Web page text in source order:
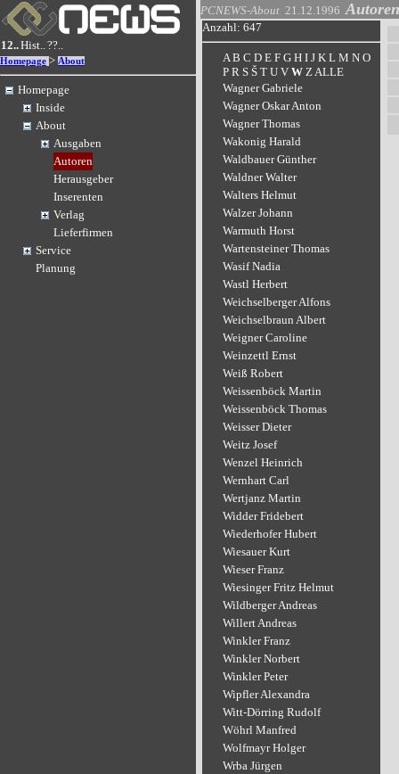
12..Hist..??..
Homepage > About
Homepage
Inside
About
Ausgaben
Autoren
Herausgeber
Inserenten
Verlag
Lieferfirmen
Service
Planung
PCNEWS-About 21.12.1996 Autoren
Anzahl: 647
A B C D E F G H I J K L M N O
P R S Š T U V W ZALLE
Wagner Gabriele
Wagner Oskar Anton
Wagner Thomas
Wakonig Harald
Waldbauer Günther
Waldner Walter
Walters Helmut
Walzer Johann
Warmuth Horst
Wartensteiner Thomas
Wasif Nadia
Wastl Herbert
Weichselberger Alfons
Weichselbraun Albert
Weigner Caroline
Weinzettl Ernst
Weiß Robert
Weissenböck Martin
Weissenböck Thomas
Weisser Dieter
Weitz Josef
Wenzel Heinrich
Wernhart Carl
Wertjanz Martin
Widder Fridebert
Wiederhofer Hubert
Wiesauer Kurt
Wieser Franz
Wiesinger Fritz Helmut
Wildberger Andreas
Willert Andreas
Winkler Franz
Winkler Norbert
Winkler Peter
Wipfler Alexandra
Witt-Dörring Rudolf
Wöhrl Manfred
Wolfmayr Holger
Wrba Jürgen